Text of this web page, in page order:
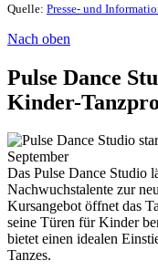
Quelle: Presse- und
Nach oben
Pulse Dance
Kinder-
Das Pulse Dance Studio
Nachwuchstalente zur
Kursangebot öffnet das
seine Türen für Kinder
bietet einen idealen
Tanzes.